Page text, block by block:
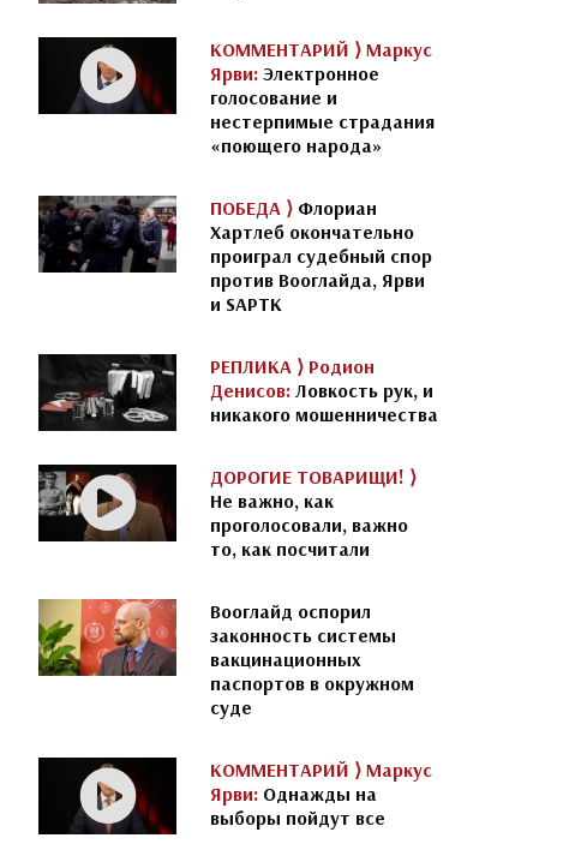
КОММЕНТАРИЙ ⟩ Маркус
Ярви: Электронное
голосование и
нестерпимые страдания
«поющего народа»
ПОБЕДА ⟩ Флориан
Хартлеб окончательно
проиграл судебный спор
против Вооглайда, Ярви
и SAPTK
РЕПЛИКА ⟩ Родион
Денисов: Ловкость рук, и
никакого мошенничества
ДОРОГИЕ ТОВАРИЩИ! ⟩
Не важно, как
проголосовали, важно
то, как посчитали
Вооглайд оспорил
законность системы
вакцинационных
паспортов в окружном
суде
КОММЕНТАРИЙ ⟩ Маркус
Ярви: Однажды на
выборы пойдут все